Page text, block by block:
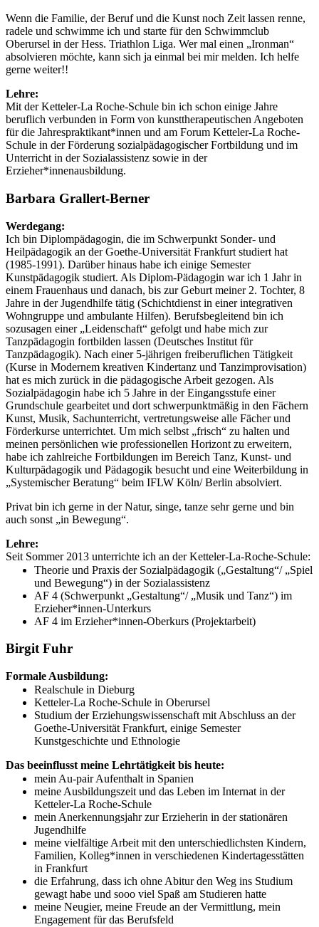
Wenn die Familie, der Beruf und die Kunst noch Zeit lassen renne,
radele und schwimme ich und starte für den Schwimmclub
Oberursel in der Hess. Triathlon Liga. Wer mal einen „Ironman“
absolvieren möchte, kann sich ja einmal bei mir melden. Ich helfe
gerne weiter!!
Lehre:
Mit der Ketteler-La Roche-Schule bin ich schon einige Jahre
beruflich verbunden in Form von kunsttherapeutischen Angeboten
für die Jahrespraktikant*innen und am Forum Ketteler-La Roche-
Schule in der Förderung sozialpädagogischer Fortbildung und im
Unterricht in der Sozialassistenz sowie in der
Erzieher*innenausbildung.
Barbara Grallert-Berner
Werdegang:
Ich bin Diplompädagogin, die im Schwerpunkt Sonder- und
Heilpädagogik an der Goethe-Universität Frankfurt studiert hat
(1985-1991). Darüber hinaus habe ich einige Semester
Kunstpädagogik studiert. Als Diplom-Pädagogin war ich 1 Jahr in
einem Frauenhaus und danach, bis zur Geburt meiner 2. Tochter, 8
Jahre in der Jugendhilfe tätig (Schichtdienst in einer integrativen
Wohngruppe und ambulante Hilfen). Berufsbegleitend bin ich
sozusagen einer „Leidenschaft“ gefolgt und habe mich zur
Tanzpädagogin fortbilden lassen (Deutsches Institut für
Tanzpädagogik). Nach einer 5-jährigen freiberuflichen Tätigkeit
(Kurse in Modernem kreativen Kindertanz und Tanzimprovisation)
hat es mich zurück in die pädagogische Arbeit gezogen. Als
Sozialpädagogin habe ich 5 Jahre in der Eingangsstufe einer
Grundschule gearbeitet und dort schwerpunktmäßig in den Fächern
Kunst, Musik, Sachunterricht, vertretungsweise alle Fächer und
Förderkurse unterrichtet. Um mich selbst „frisch“ zu halten und
meinen persönlichen wie professionellen Horizont zu erweitern,
habe ich zahlreiche Fortbildungen im Bereich Tanz, Kunst- und
Kulturpädagogik und Pädagogik besucht und eine Weiterbildung in
„Systemischer Beratung“ beim IFLW Köln/ Berlin absolviert.
Privat bin ich gerne in der Natur, singe, tanze sehr gerne und bin
auch sonst „in Bewegung“.
Lehre:
Seit Sommer 2013 unterrichte ich an der Ketteler-La-Roche-Schule:
Theorie und Praxis der Sozialpädagogik („Gestaltung“/ „Spiel
und Bewegung“) in der Sozialassistenz
AF 4 (Schwerpunkt „Gestaltung“/ „Musik und Tanz“) im
Erzieher*innen-Unterkurs
AF 4 im Erzieher*innen-Oberkurs (Projektarbeit)
Birgit Fuhr
Formale Ausbildung:
Realschule in Dieburg
Ketteler-La Roche-Schule in Oberursel
Studium der Erziehungswissenschaft mit Abschluss an der
Goethe-Universität Frankfurt, einige Semester
Kunstgeschichte und Ethnologie
Das beeinflusst meine Lehrtätigkeit bis heute:
mein Au-pair Aufenthalt in Spanien
meine Ausbildungszeit und das Leben im Internat in der
Ketteler-La Roche-Schule
mein Anerkennungsjahr zur Erzieherin in der stationären
Jugendhilfe
meine vielfältige Arbeit mit den unterschiedlichsten Kindern,
Familien, Kolleg*innen in verschiedenen Kindertagesstätten
in Frankfurt
die Erfahrung, dass ich ohne Abitur den Weg ins Studium
gewagt habe und sooo viel Spaß am Studieren hatte
meine Neugier, meine Freude an der Vermittlung, mein
Engagement für das Berufsfeld